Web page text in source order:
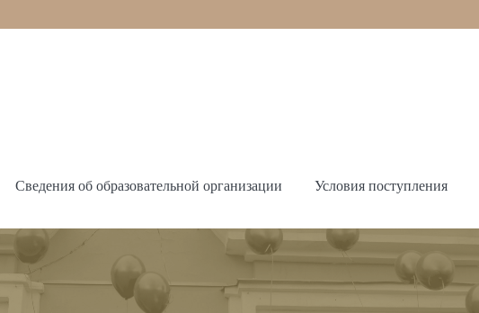
Сведения об образовательной организации Условия поступления